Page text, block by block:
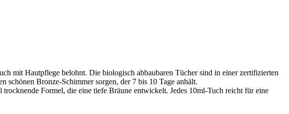
mit Hautpflege belohnt. Die biologisch abbaubaren Tücher sind in einer zertifizierten
Bronze-Schimmer sorgen, der 7 bis 10 Tage anhält.
Formel, die eine tiefe Bräune entwickelt. Jedes 10ml-Tuch reicht für eine